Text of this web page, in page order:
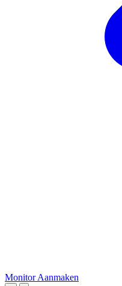
Monitor Aanmaken